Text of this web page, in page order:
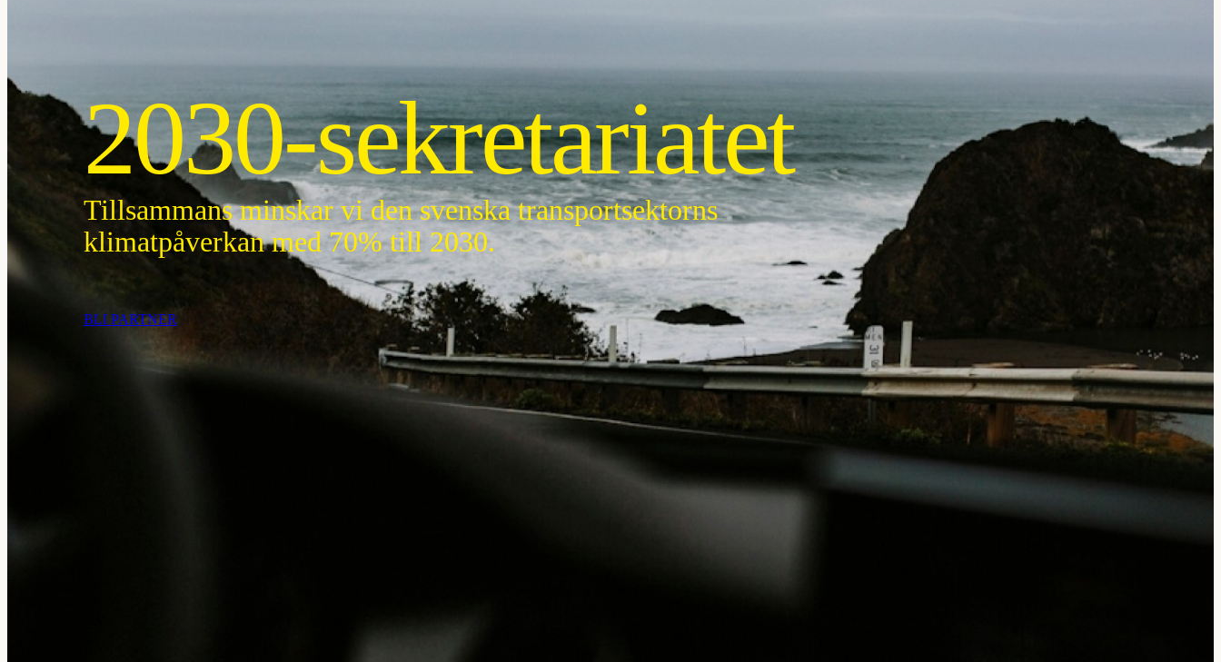
2030-sekretariatet
Tillsammans minskar vi den svenska transportsektorns
klimatpåverkan med 70% till 2030.
BLI PARTNER